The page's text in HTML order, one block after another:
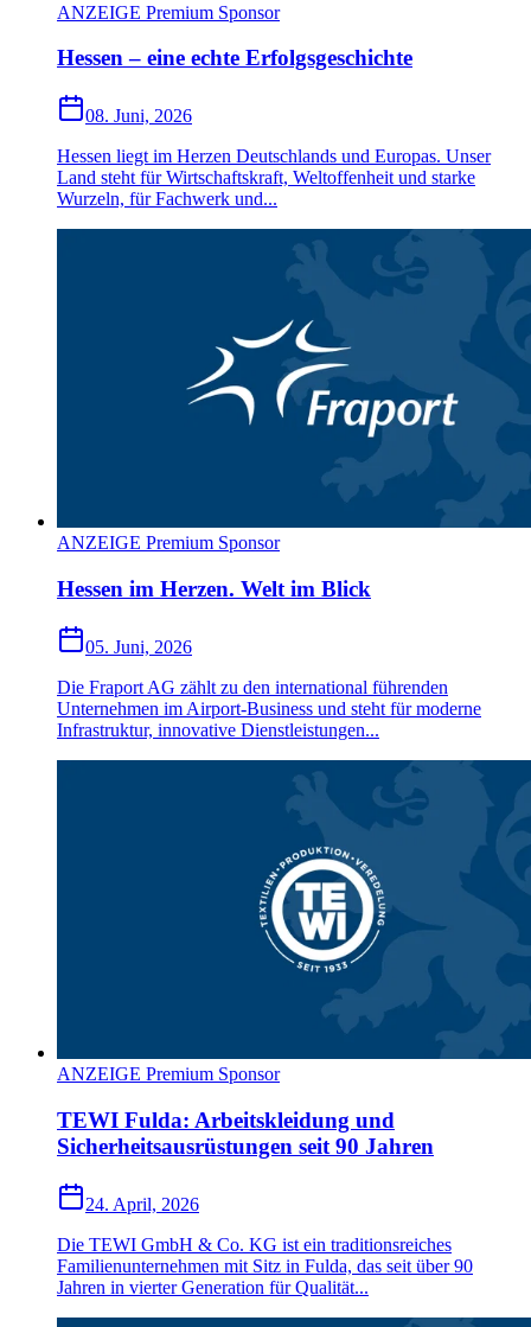
ANZEIGE Premium Sponsor
Hessen – eine echte Erfolgsgeschichte
08. Juni, 2026
Hessen liegt im Herzen Deutschlands und Europas. Unser
Land steht für Wirtschaftskraft, Weltoffenheit und starke
Wurzeln, für Fachwerk und...
ANZEIGE Premium Sponsor
Hessen im Herzen. Welt im Blick
05. Juni, 2026
Die Fraport AG zählt zu den international führenden
Unternehmen im Airport-Business und steht für moderne
Infrastruktur, innovative Dienstleistungen...
ANZEIGE Premium Sponsor
TEWI Fulda: Arbeitskleidung und
Sicherheitsausrüstungen seit 90 Jahren
24. April, 2026
Die TEWI GmbH & Co. KG ist ein traditionsreiches
Familienunternehmen mit Sitz in Fulda, das seit über 90
Jahren in vierter Generation für Qualität...